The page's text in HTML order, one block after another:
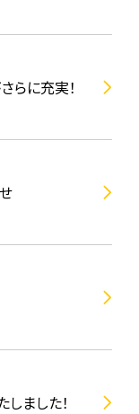
らに充実！
ました！